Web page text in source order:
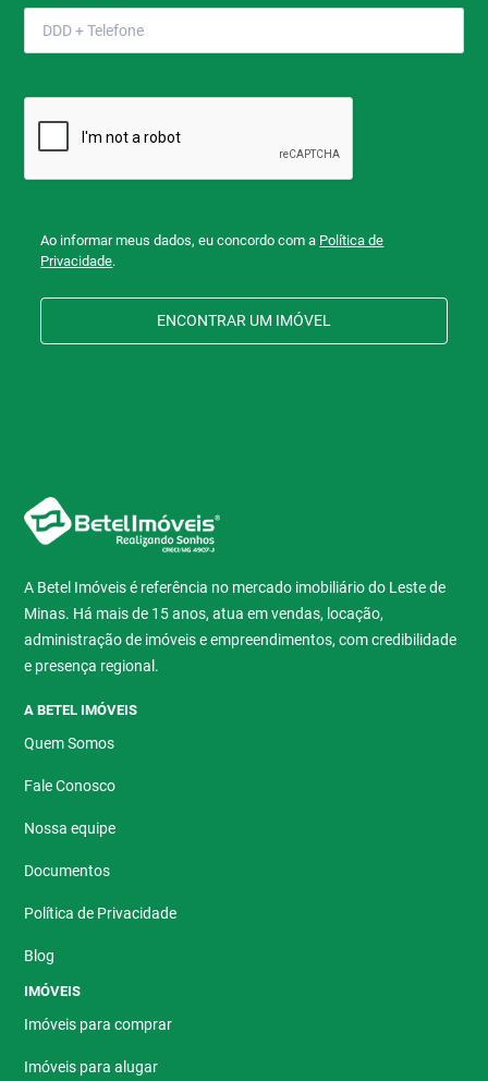
Ao informar meus dados, eu concordo com a Política de
Privacidade.
ENCONTRAR UM IMÓVEL
A Betel Imóveis é referência no mercado imobiliário do Leste de
Minas. Há mais de 15 anos, atua em vendas, locação,
administração de imóveis e empreendimentos, com credibilidade
e presença regional.
A BETEL IMÓVEIS
Quem Somos
Fale Conosco
Nossa equipe
Documentos
Política de Privacidade
Blog
IMÓVEIS
Imóveis para comprar
Imóveis para alugar